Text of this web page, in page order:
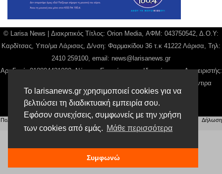
Το larisanews.gr χρησιμοποιεί cookies για να
βελτιώσει τη διαδικτυακή εμπειρία σου.
Εφόσον συνεχίσεις, συμφωνείς με την χρήση
των cookies από εμάς. Μάθε περισσότερα
Συμφωνώ
© Larisa News | Διακριτικός Τίτλος: Orion Media, ΑΦΜ: 043750542, Δ.Ο.Υ:
Καρδίτσας, Υπο/μα Λάρισας, Δ/νση: Φαρμακίδου 36 τ.κ 41222 Λάρισα, Τηλ:
2410 259100, email: news@larisanews.gr
Αρ. Γεμή: 018804431000, Νόμιμος Εκπρόσωπος, Ιδιοκτήτης και Διαχειριστής:
Παναγιώτης Φιλίππου, Διευθύντρια: Γιαννουσά Βασιλική, Διευθύντιρα
Σύνταξης: Μπαλαμπάνη Βασιλική.
Δικαιούχος domain name Παναγιώτης Φιλίππου
Πολιτική Απορρήτου Αίτηση Διαχείρισης Προσωπικών Δεδομένων |Όροι χρήσης
Δήλωση
Συμμόρφωσης